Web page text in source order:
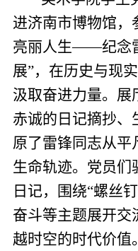
进济南市博物馆，
亮丽人生——纪念
展”，在历史与现
汲取奋进力量。展
赤诚的日记摘抄、
原了雷锋同志从平
生命轨迹。党员们
日记，围绕“螺丝
奋斗等主题展开交
越时空的时代价值。